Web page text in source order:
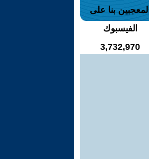
المعجبين بنا على
الفيسبوك
3,732,970